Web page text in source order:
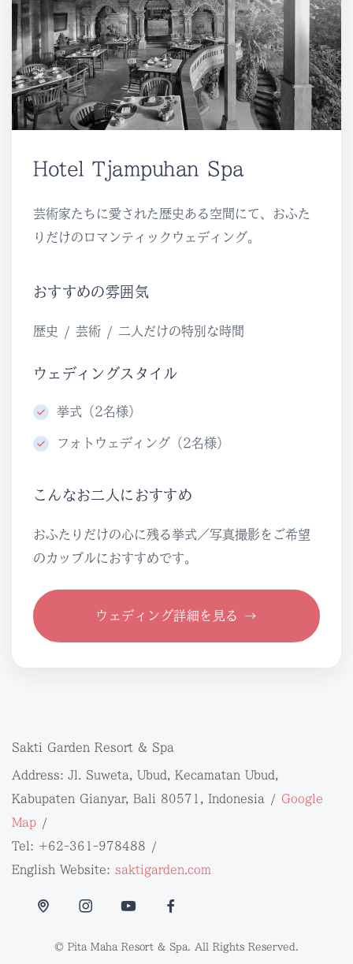
Hotel Tjampuhan Spa
芸術家たちに愛された歴史ある空間にて、おふた
りだけのロマンティックウェディング。
おすすめの雰囲気
歴史 / 芸術 / 二人だけの特別な時間
ウェディングスタイル
挙式（2名様）
フォトウェディング（2名様）
こんなお二人におすすめ
おふたりだけの心に残る挙式／写真撮影をご希望
のカップルにおすすめです。
ウェディング詳細を見る →
Sakti Garden Resort & Spa
Address: Jl. Suweta, Ubud, Kecamatan Ubud,
Kabupaten Gianyar, Bali 80571, Indonesia / Google
Map /
Tel: +62-361-978488 /
English Website: saktigarden.com
© Pita Maha Resort & Spa. All Rights Reserved.